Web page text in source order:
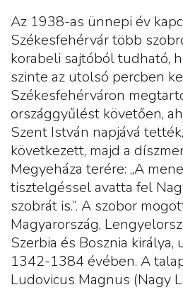
Az 1938-as ünnepi év
Székesfehérvár több
korabeli sajtóból tudható,
szinte az utolsó percben
Székesfehérváron
országgyűlést követően,
Szent István napjává
következett, majd a
Megyeháza terére: „A
tisztelgéssel avatta fel
szobrát is.”. A szobor
Magyarország,
Szerbia és Bosznia
1342-1384 évében. A
Ludovicus Magnus (Nagy